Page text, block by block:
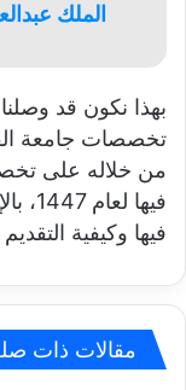
الملك
بهذا نكون قد
تخصصات جامعة
من خلاله على
فيها
فيها وكيفية
مقالات ذات